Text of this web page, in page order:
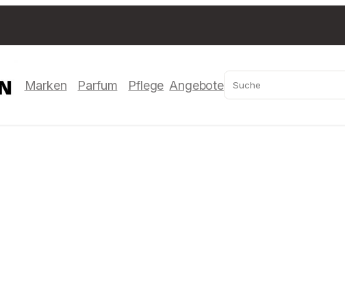
Marken Parfum Pflege Angebote Suchen